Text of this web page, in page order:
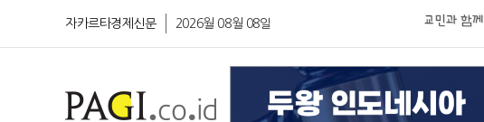
자카르타경제신문 2026월 08월 08일